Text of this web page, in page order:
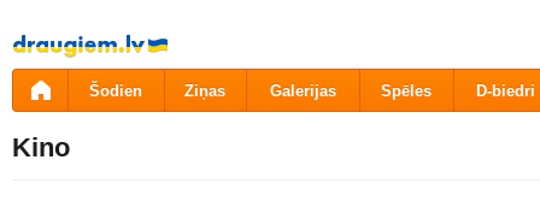
Pāriet
uz
saturu
Šodien Ziņas Galerijas Spēles D-biedri
Kino